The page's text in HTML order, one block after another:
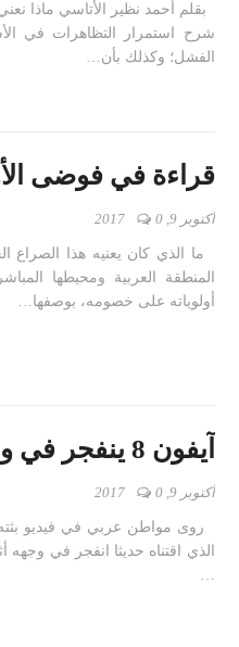
بقلم أحمد نظير الأتاسي ماذا
شرح استمرار التظاهرات في
الفشل؛ وكذلك بأن…
قراءة في فوضى
أكتوبر 9, 2017 0
ما الذي كان يعنيه هذا
المنطقة العربية ومحيطها
أولوياته على خصومه، بوصفها…
آيفون 8 ينفجر في وجه مواطن عربي
أكتوبر 9, 2017 0
الذي اقتناه حديثا انفجر في
…